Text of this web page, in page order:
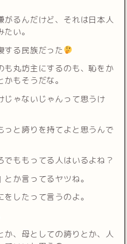
がるんだけど、それは日本人
い。
する民族だった
も丸坊主にするのも、恥をか
もそうだな。
じゃないじゃんって思うけ
っと誇りを持てよと思うんで
でももってる人はいるよね？
とか言ってるヤツね。
したって言うのよ。
か、母としての誇りとか、人